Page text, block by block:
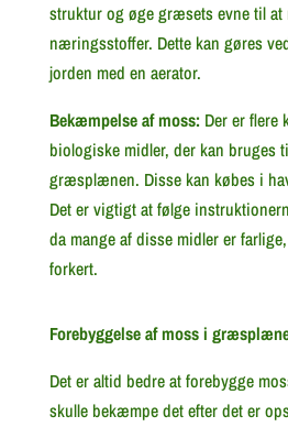
struktur og øge græsets evne til at
næringsstoffer. Dette kan gøres
jorden med en aerator.
Bekæmpelse af moss: Der er flere
biologiske midler, der kan bruges
græsplænen. Disse kan købes i
Det er vigtigt at følge
da mange af disse midler er
forkert.
Forebyggelse af moss i
Det er altid bedre at forebygge
skulle bekæmpe det efter det er